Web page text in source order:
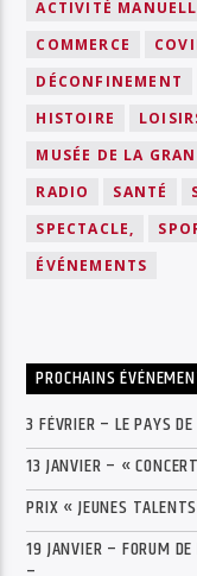
ACTIVITÉ
COMMERCE
DÉCONFINEMENT
HISTOIRE
MUSÉE DE LA
RADIO
SANTÉ
SPECTACLE,
ÉVÉNEMENTS
PROCHAINS
3 FÉVRIER – LE PAYS
13 JANVIER – «
PRIX « JEUNES
19 JANVIER – FORUM